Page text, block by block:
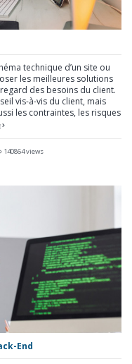
technique d’un site ou
les meilleures solutions
des besoins du client.
vis-à-vis du client, mais
les contraintes, les risques
140864 views
End